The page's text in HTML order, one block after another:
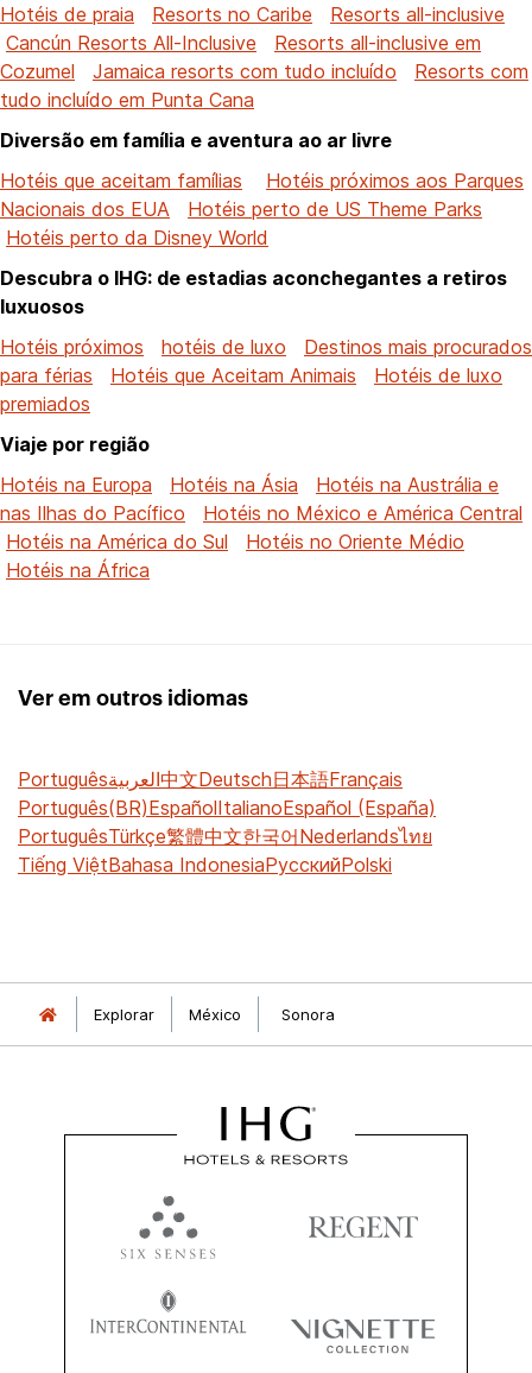
Hotéis de praia
Resorts no Caribe
Resorts all-inclusive
Cancún Resorts All-Inclusive
Resorts all-inclusive em
Cozumel
Jamaica resorts com tudo incluído
Resorts com
tudo incluído em Punta Cana
Diversão em família e aventura ao ar livre
Hotéis que aceitam famílias
Hotéis próximos aos Parques
Nacionais dos EUA
Hotéis perto de US Theme Parks
Hotéis perto da Disney World
Descubra o IHG: de estadias aconchegantes a retiros
luxuosos
Hotéis próximos
hotéis de luxo
Destinos mais procurados
para férias
Hotéis que Aceitam Animais
Hotéis de luxo
premiados
Viaje por região
Hotéis na Europa
Hotéis na Ásia
Hotéis na Austrália e
nas Ilhas do Pacífico
Hotéis no México e América Central
Hotéis na América do Sul
Hotéis no Oriente Médio
Hotéis na África
Ver em outros idiomas
Portuguêsالعربية中文Deutsch日本語Français
Português(BR)EspañolItalianoEspañol (España)
PortuguêsTürkçe繁體中文한국어Nederlandsไทย
Tiếng ViệtBahasa IndonesiaРусскийPolski
Explorar México Sonora